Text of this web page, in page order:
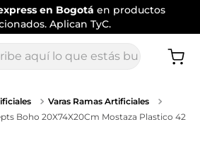
en Bogotá en productos
Aplican TyC.
lo que estás buscando
Varas Ramas Artificiales
Boho 20X74X20Cm Mostaza Plastico 42